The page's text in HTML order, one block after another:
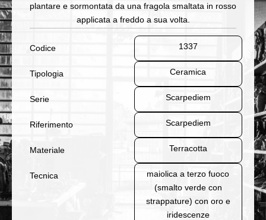
plantare e sormontata da una fragola smaltata in rosso
applicata a freddo a sua volta.
Codice 1337
Tipologia Ceramica
Serie Scarpediem
Riferimento Scarpediem
Materiale Terracotta
Tecnica
maiolica a terzo fuoco
(smalto verde con
strappature) con oro e
iridescenze